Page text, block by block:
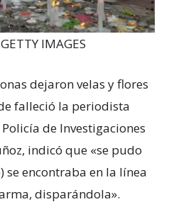
GETTY IMAGES
dejaron velas y flores
falleció la periodista
de Investigaciones
indicó que «se pudo
se encontraba en la línea
disparándola».